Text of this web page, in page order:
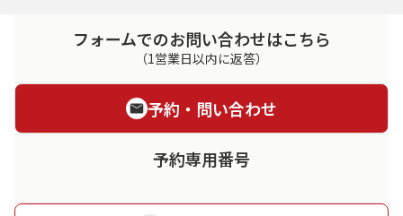
フォームでのお問い合わせはこちら
（1営業日以内に返答）
予約・問い合わせ
予約専用番号